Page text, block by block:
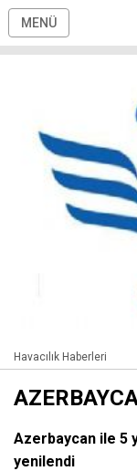
MENÜ
Havacılık Haberleri
Azerbaycan ile 5
yenilendi